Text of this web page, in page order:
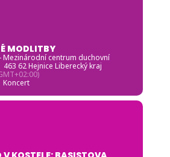
MODLITBY
Mezinárodní centrum duchovní
463 62 Hejnice Liberecký kraj
Koncert